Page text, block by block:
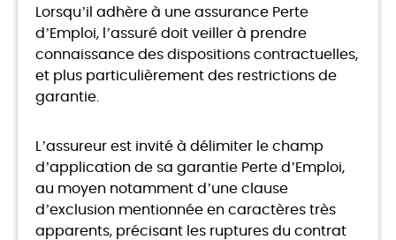
Lorsqu’il adhère à une assurance Perte
d’Emploi, l’assuré doit veiller à prendre
connaissance des dispositions contractuelles,
et plus particulièrement des restrictions de
garantie.
L’assureur est invité à délimiter le champ
d’application de sa garantie Perte d’Emploi,
au moyen notamment d’une clause
d’exclusion mentionnée en caractères très
apparents, précisant les ruptures du contrat